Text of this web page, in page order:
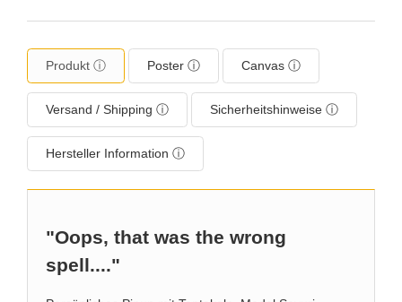
Produkt ⓘ Poster ⓘ Canvas ⓘ
Versand / Shipping ⓘ Sicherheitshinweise ⓘ
Hersteller Information ⓘ
"Oops, that was the wrong
spell...."